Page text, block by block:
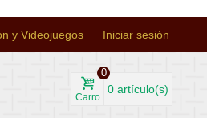
y Videojuegos Iniciar sesión
Carro
0
0 artículo(s)